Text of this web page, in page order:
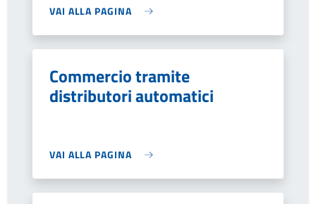
VAI ALLA PAGINA
Commercio tramite
distributori automatici
VAI ALLA PAGINA